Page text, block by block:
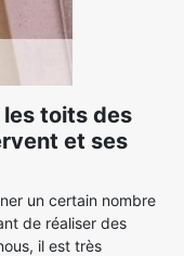
toits des
et ses
un certain nombre
de réaliser des
il est très